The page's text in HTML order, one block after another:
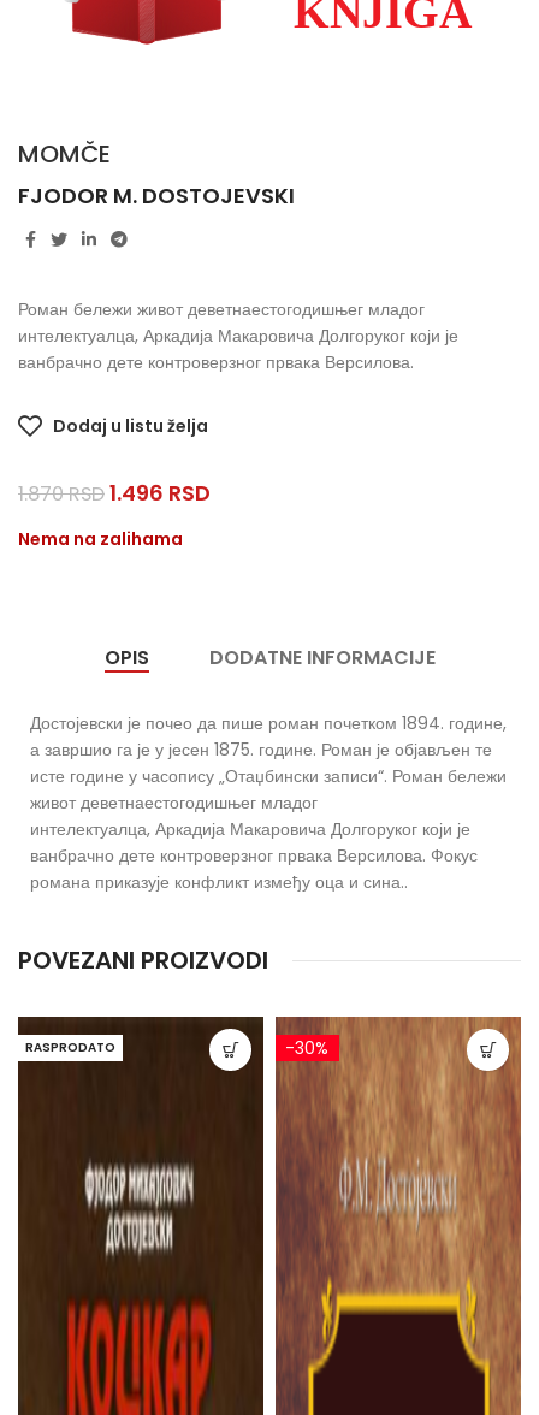
MOMČE
FJODOR M. DOSTOJEVSKI
Роман бележи живот деветнаестогодишњег младог
интелектуалца, Аркадија Макаровича Долгоруког који је
ванбрачно дете контроверзног првака Версилова.
Dodaj u listu želja
1.870RSD1.496 RSD
Nema na zalihama
OPIS DODATNE INFORMACIJE
Достојевски је почео да пише роман почетком 1894. године,
а завршио га је у јесен 1875. године. Роман је објављен те
исте године у часопису „Отаџбински записи“. Роман бележи
живот деветнаестогодишњег младог
интелектуалца, Аркадија Макаровича Долгоруког који је
ванбрачно дете контроверзног првака Версилова. Фокус
романа приказује конфликт између оца и сина..
POVEZANI PROIZVODI
RASPRODATO -30%